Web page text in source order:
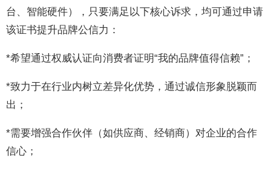
台、智能硬件），只要满足以下核心诉求，均可通过申请
该证书提升品牌公信力：
*希望通过权威认证向消费者证明“我的品牌值得信赖”；
*致力于在行业内树立差异化优势，通过诚信形象脱颖而
出；
*需要增强合作伙伴（如供应商、经销商）对企业的合作
信心；